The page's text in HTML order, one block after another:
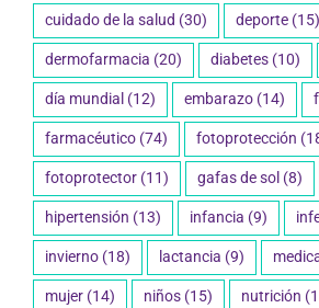
cuidado de la salud (30) deporte (15)
dermofarmacia (20) diabetes (10)
día mundial (12) embarazo (14)
farmacéutico (74) fotoprotección
fotoprotector (11) gafas de sol (8)
hipertensión (13) infancia (9)
invierno (18) lactancia (9)
mujer (14) niños (15) nutrición